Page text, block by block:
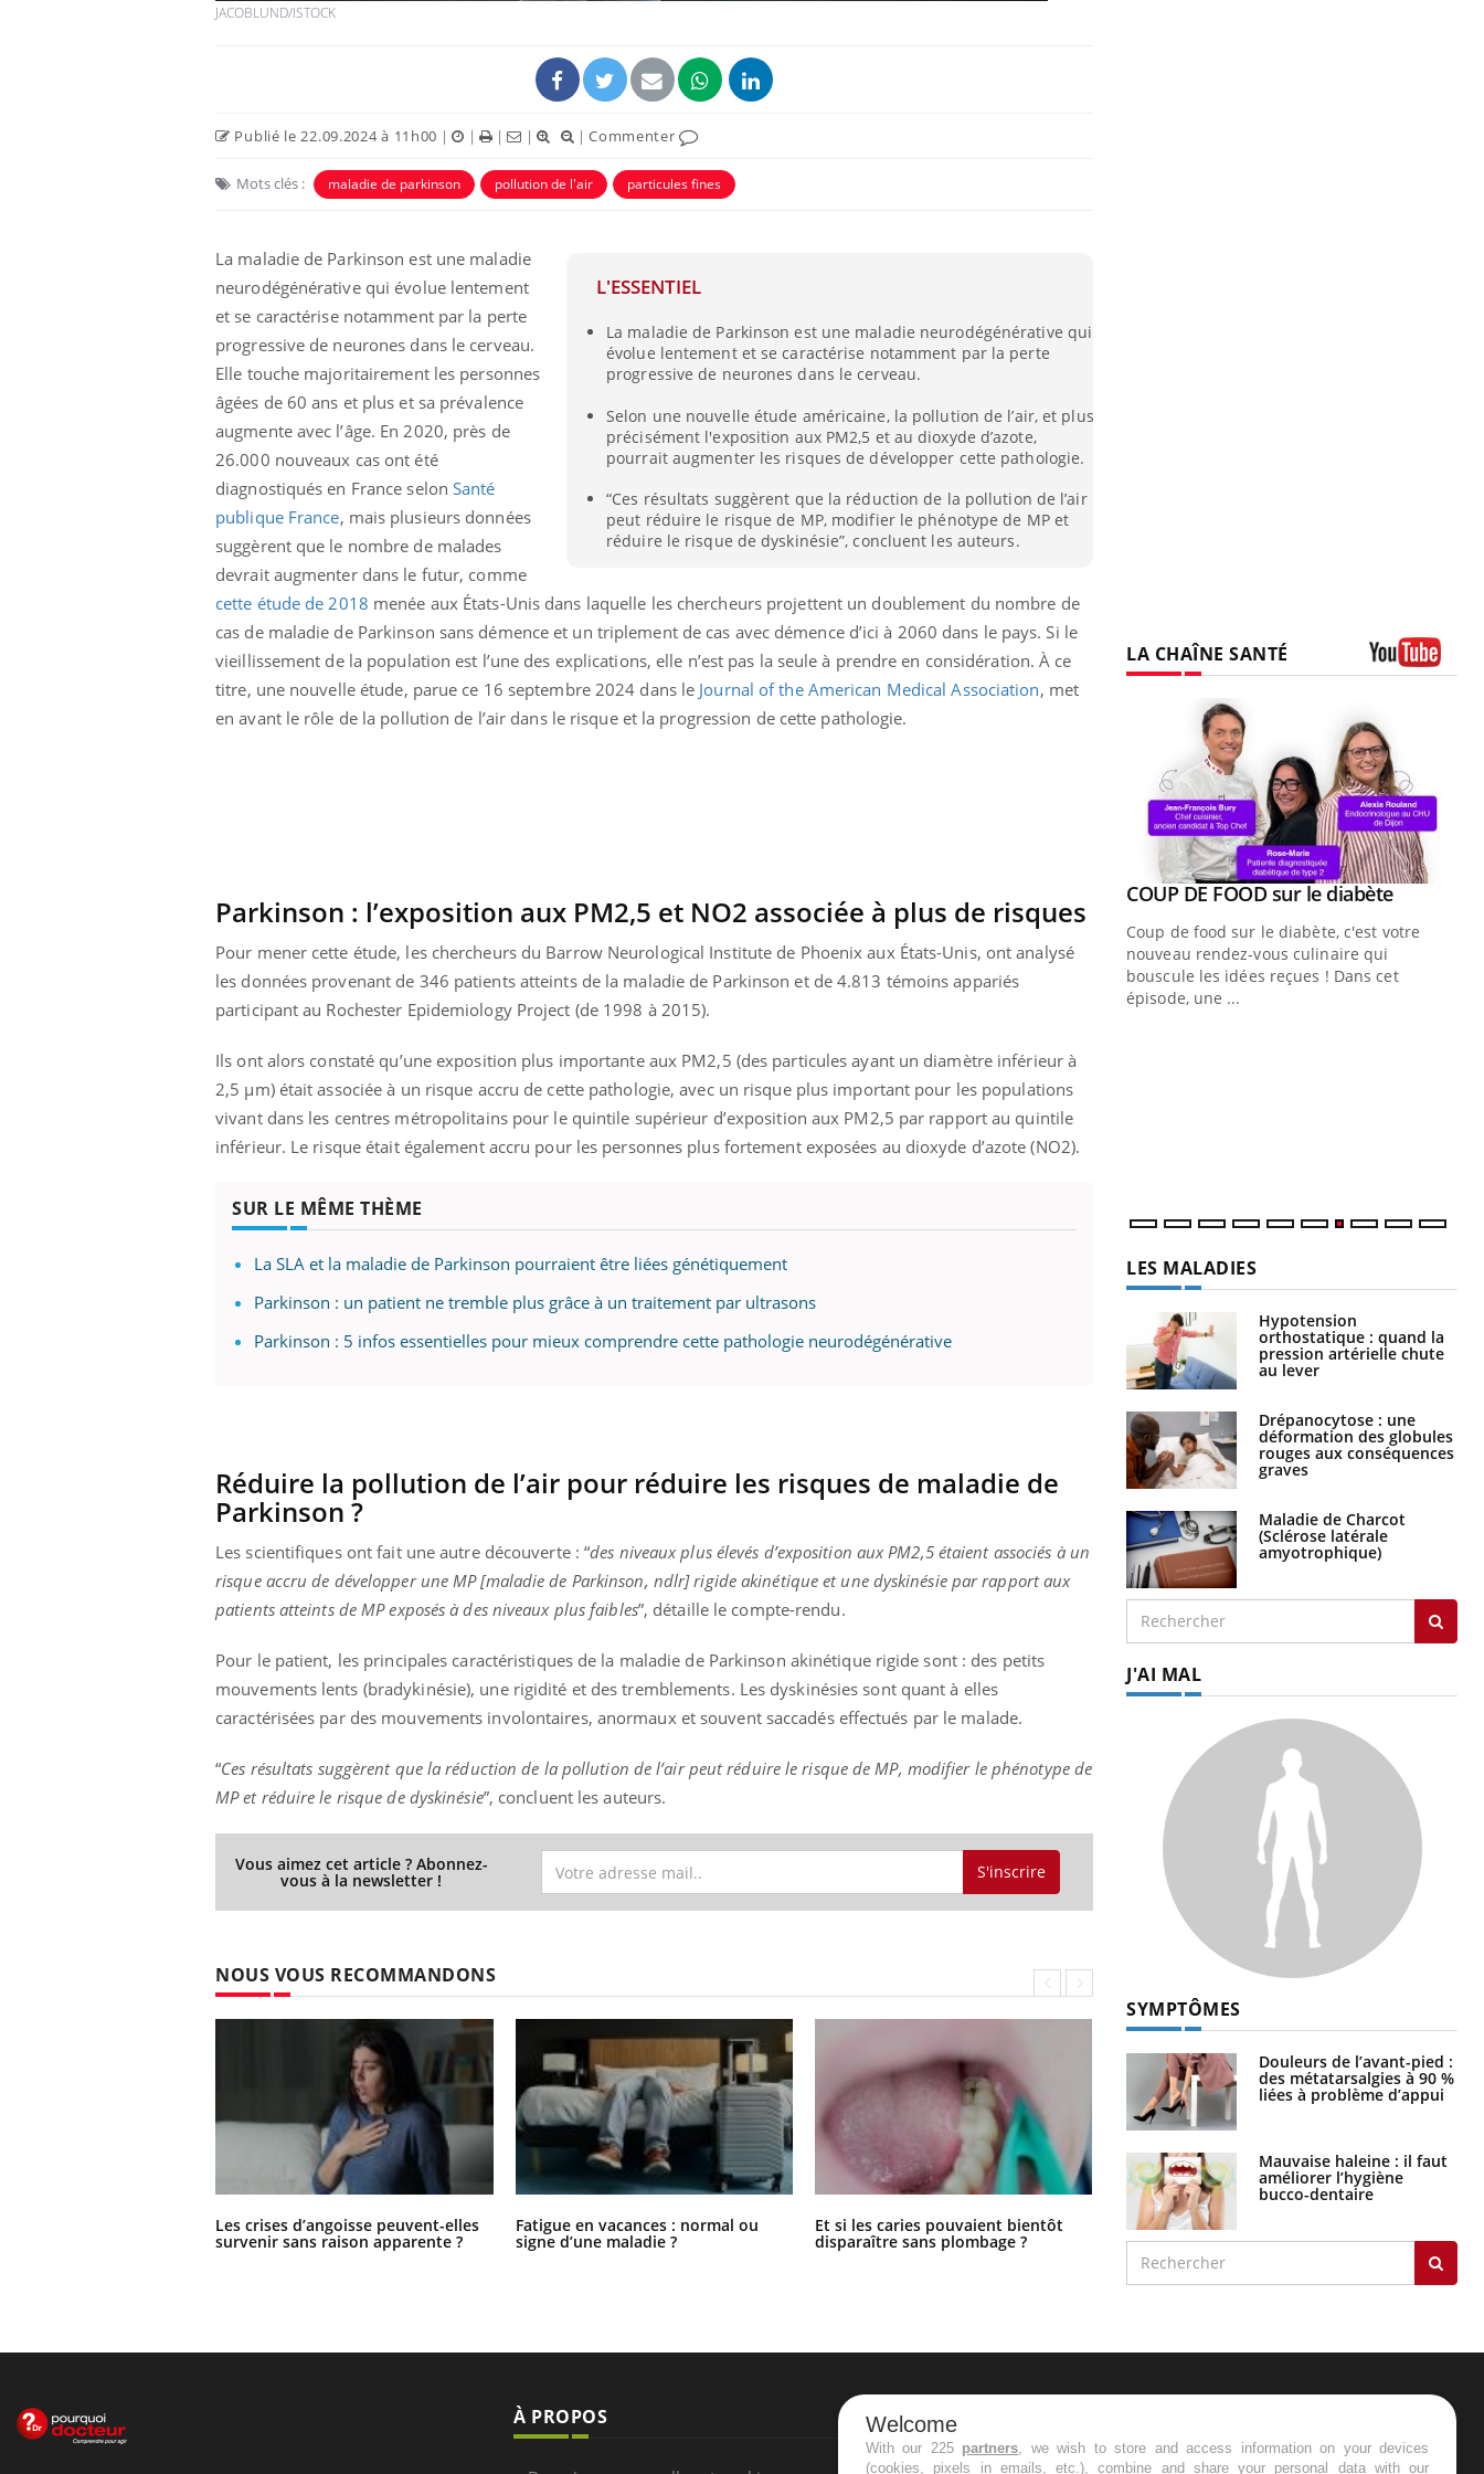
JACOBLUND/ISTOCK
Publié le 22.09.2024 à 11h00 | | | | |Commenter
Mots clés : maladie de parkinson pollution de l'air particules fines
L'ESSENTIEL
La maladie de Parkinson est une maladie neurodégénérative qui
évolue lentement et se caractérise notamment par la perte
progressive de neurones dans le cerveau.
Selon une nouvelle étude américaine, la pollution de l’air, et plus
précisément l'exposition aux PM2,5 et au dioxyde d’azote,
pourrait augmenter les risques de développer cette pathologie.
“Ces résultats suggèrent que la réduction de la pollution de l’air
peut réduire le risque de MP, modifier le phénotype de MP et
réduire le risque de dyskinésie”, concluent les auteurs.
La maladie de Parkinson est une maladie
neurodégénérative qui évolue lentement
et se caractérise notamment par la perte
progressive de neurones dans le cerveau.
Elle touche majoritairement les personnes
âgées de 60 ans et plus et sa prévalence
augmente avec l’âge. En 2020, près de
26.000 nouveaux cas ont été
diagnostiqués en France selonSanté
publique France, mais plusieurs données
suggèrent que le nombre de malades
devrait augmenter dans le futur, comme
cette étude de 2018 menée aux États-Unis dans laquelle les chercheurs projettent un doublement du nombre de
cas de maladie de Parkinson sans démence et un triplement de cas avec démence d’ici à 2060 dans le pays. Si le
vieillissement de la population est l’une des explications, elle n’est pas la seule à prendre en considération. À ce
titre, une nouvelle étude, parue ce 16 septembre 2024 dans le Journal of the American Medical Association, met
en avant le rôle de la pollution de l’air dans le risque et la progression de cette pathologie.
Parkinson : l’exposition aux PM2,5 et NO2 associée à plus de risques
Pour mener cette étude, les chercheurs du Barrow Neurological Institute de Phoenix aux États-Unis, ont analysé
les données provenant de 346 patients atteints de la maladie de Parkinson et de 4.813 témoins appariés
participant au Rochester Epidemiology Project (de 1998 à 2015).
Ils ont alors constaté qu’une exposition plus importante aux PM2,5 (des particules ayant un diamètre inférieur à
2,5 μm) était associée à un risque accru de cette pathologie, avec un risque plus important pour les populations
vivant dans les centres métropolitains pour le quintile supérieur d’exposition aux PM2,5 par rapport au quintile
inférieur. Le risque était également accru pour les personnes plus fortement exposées au dioxyde d’azote (NO2).
SUR LE MÊME THÈME
La SLA et la maladie de Parkinson pourraient être liées génétiquement
Parkinson : un patient ne tremble plus grâce à un traitement par ultrasons
Parkinson : 5 infos essentielles pour mieux comprendre cette pathologie neurodégénérative
Réduire la pollution de l’air pour réduire les risques de maladie de
Parkinson ?
Les scientifiques ont fait une autre découverte : “des niveaux plus élevés d’exposition aux PM2,5 étaient associés à un
risque accru de développer une MP [maladie de Parkinson, ndlr] rigide akinétique et une dyskinésie par rapport aux
patients atteints de MP exposés à des niveaux plus faibles”, détaille le compte-rendu.
Pour le patient, les principales caractéristiques de la maladie de Parkinson akinétique rigide sont : des petits
mouvements lents (bradykinésie), une rigidité et des tremblements. Les dyskinésies sont quant à elles
caractérisées par des mouvements involontaires, anormaux et souvent saccadés effectués par le malade.
“Ces résultats suggèrent que la réduction de la pollution de l’air peut réduire le risque de MP, modifier le phénotype de
MP et réduire le risque de dyskinésie”, concluent les auteurs.
Vous aimez cet article ? Abonnez-
vous à la newsletter ! S'inscrire
NOUS VOUS RECOMMANDONS
Les crises d’angoisse peuvent-elles
survenir sans raison apparente ?
Fatigue en vacances : normal ou
signe d’une maladie ?
Et si les caries pouvaient bientôt
disparaître sans plombage ?
Éclipse solaire du 12 août : “Des
verres adaptés, c'est indispensable
pour la santé des yeux”
LA CHAÎNE SANTÉ
préparer pour l’été !Youtube
L'été arrive… et avec lui, un tout nouveau
rythme de vie ! Vacances, plage, piscine,
soleil, activités en plein air… Nos mains
Le Ramadan approche, et, pour de
nombreuses personnes atteintes de
diabète, c'est une période de questions, de
défis, mais ...
faciliter l’accès à la médecine
Youtube
Un établissement lié à un groupe
mutualiste innove en matière de bilan de
Youtube
COUP DE FOOD sur le diabèteYoutube
Coup de food sur le diabète, c'est votre
nouveau rendez-vous culinaire qui
bouscule les idées reçues ! Dans cet
épisode, une ...
LES MALADIES
Hypotension
orthostatique : quand la
pression artérielle chute
au lever
Drépanocytose : une
déformation des globules
rouges aux conséquences
graves
Maladie de Charcot
(Sclérose latérale
amyotrophique)
J'AI MAL
SYMPTÔMES
Douleurs de l’avant-pied :
des métatarsalgies à 90 %
liées à problème d’appui
Mauvaise haleine : il faut
améliorer l’hygiène
bucco-dentaire
À PROPOS NEWSLETTER
Welcome
With our 225 partners, we wish to store and access information on your devices
(cookies, pixels in emails, etc.), combine and share your personal data with our